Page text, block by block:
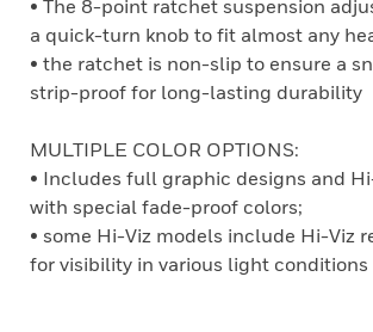
• The 8-point ratchet suspension
a quick-turn knob to fit almost any
• the ratchet is non-slip to ensure a
strip-proof for long-lasting durability
MULTIPLE COLOR OPTIONS:
• Includes full graphic designs and
with special fade-proof colors;
• some Hi-Viz models include Hi-Viz
for visibility in various light conditions